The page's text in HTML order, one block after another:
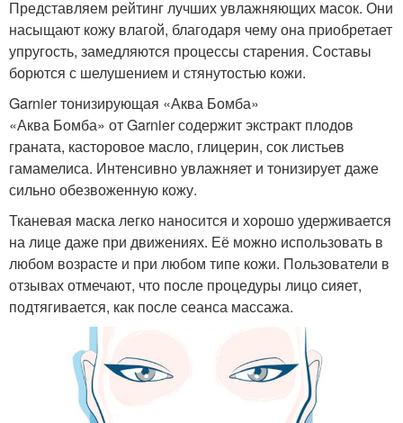
Представляем рейтинг лучших увлажняющих масок. Они
насыщают кожу влагой, благодаря чему она приобретает
упругость, замедляются процессы старения. Составы
борются с шелушением и стянутостью кожи.
Garnier тонизирующая «Аква Бомба»
«Аква Бомба» от Garnier содержит экстракт плодов
граната, касторовое масло, глицерин, сок листьев
гамамелиса. Интенсивно увлажняет и тонизирует даже
сильно обезвоженную кожу.
Тканевая маска легко наносится и хорошо удерживается
на лице даже при движениях. Её можно использовать в
любом возрасте и при любом типе кожи. Пользователи в
отзывах отмечают, что после процедуры лицо сияет,
подтягивается, как после сеанса массажа.